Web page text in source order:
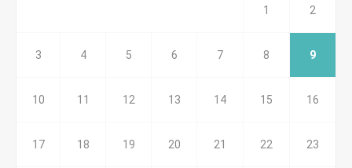
1 2
3 4 5 6 7 8 9
10 11 12 13 14 15 16
17 18 19 20 21 22 23